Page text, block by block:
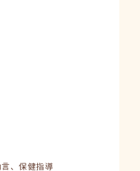
、保健指導